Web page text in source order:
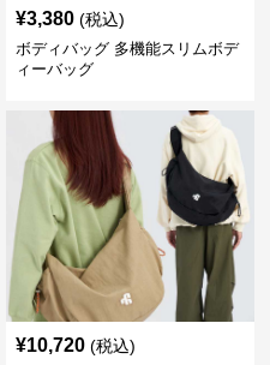
¥3,380 (税込)
ボディバッグ 多機能スリムボデ
ィーバッグ
¥10,720 (税込)